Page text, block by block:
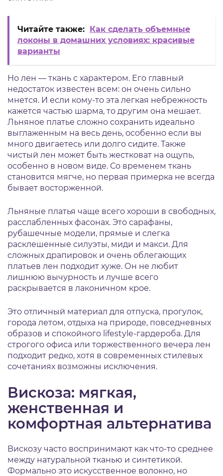
Читайте также:
Как сделать объемные
локоны в домашних условиях: красивые
варианты
Но лен — ткань с характером. Его главный
недостаток известен всем: он очень сильно
мнется. И если кому-то эта легкая небрежность
кажется частью шарма, то другим она мешает.
Льняное платье сложно сохранить идеально
выглаженным на весь день, особенно если вы
много двигаетесь или долго сидите. Также
чистый лен может быть жестковат на ощупь,
особенно в новом виде. Со временем ткань
становится мягче, но первая примерка не всегда
бывает восторженной.
Льняные платья чаще всего хороши в свободных,
расслабленных фасонах. Это сарафаны,
рубашечные модели, прямые и слегка
расклешенные силуэты, миди и макси. Для
сложных драпировок и очень облегающих
платьев лен подходит хуже. Он не любит
лишнюю вычурность и лучше всего
раскрывается в лаконичном крое.
Это отличный материал для отпуска, прогулок,
города летом, отдыха на природе, повседневных
образов и спокойного lifestyle-гардероба. Для
строгого офиса или торжественного вечера лен
подходит редко, хотя в современных стилевых
сочетаниях возможны исключения.
Вискоза: мягкая,
женственная и
комфортная альтернатива
Вискозу часто воспринимают как что-то среднее
между натуральной тканью и синтетикой.
Формально это искусственное волокно, но